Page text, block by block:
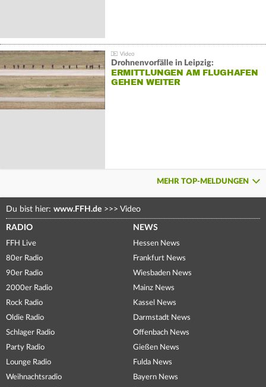
Drohnenvorfälle in Leipzig:
ERMITTLUNGEN AM FLUGHAFEN
GEHEN WEITER
MEHR TOP-MELDUNGEN
Du bist hier: www.FFH.de >>> Video
RADIO
FFH Live
80er Radio
90er Radio
2000er Radio
Rock Radio
Oldie Radio
Schlager Radio
Party Radio
Lounge Radio
Weihnachtsradio
NEWS
Hessen News
Frankfurt News
Wiesbaden News
Mainz News
Kassel News
Darmstadt News
Offenbach News
Gießen News
Fulda News
Bayern News